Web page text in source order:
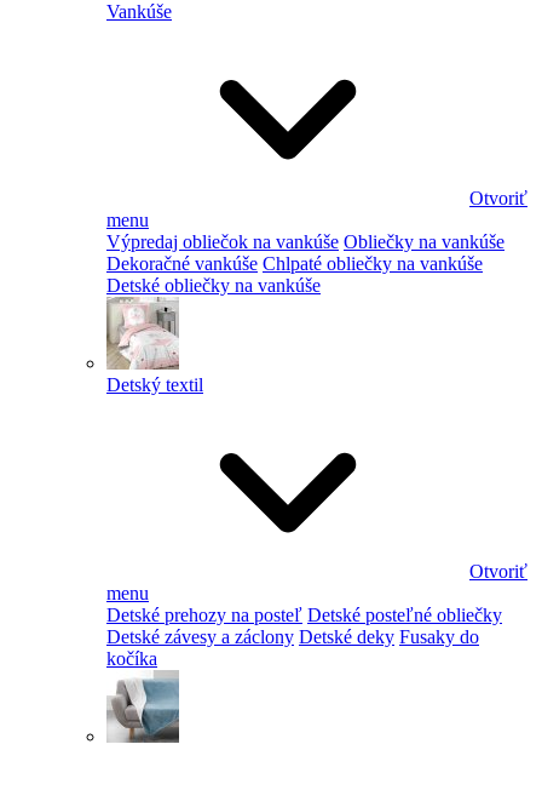
Vankúše
Otvoriť
menu
Výpredaj obliečok na vankúše Obliečky na vankúše
Dekoračné vankúše Chlpaté obliečky na vankúše
Detské obliečky na vankúše
Detský textil
Otvoriť
menu
Detské prehozy na posteľ Detské posteľné obliečky
Detské závesy a záclony Detské deky Fusaky do
kočíka